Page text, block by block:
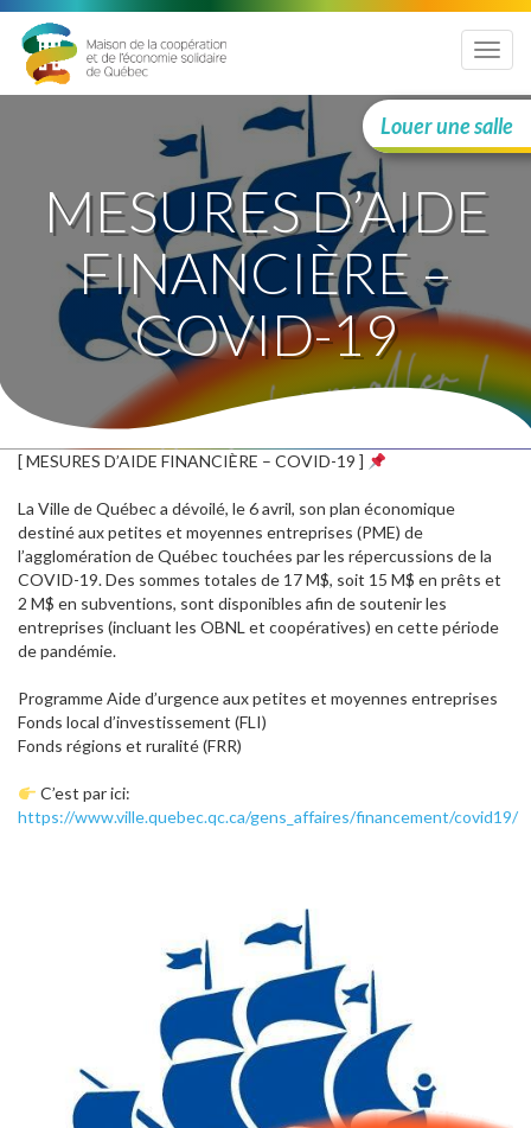
Menu
Louer une salle
MESURES D’AIDE
FINANCIÈRE –
COVID-19
[ MESURES D’AIDE FINANCIÈRE – COVID-19 ]
La Ville de Québeca dévoilé, le 6 avril, son plan économique
destiné aux petites et moyennes entreprises (PME) de
l’agglomération de Québec touchées par les répercussions de la
COVID-19. Des sommes totales de 17 M$, soit 15 M$ en prêts et
2 M$ en subventions, sont disponibles afin de soutenir les
entreprises (incluant les OBNL et coopératives) en cette période
de pandémie.
Programme Aide d’urgence aux petites et moyennes entreprises
Fonds local d’investissement (FLI)
Fonds régions et ruralité (FRR)
C’est par ici:
https://www.ville.quebec.qc.ca/gens_affaires/financement/covid19/